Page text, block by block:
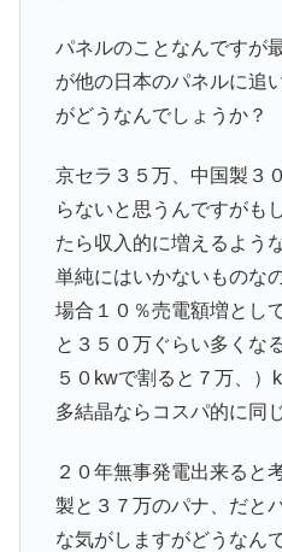
パネルのことなんですが
が他の日本のパネルに追
がどうなんでしょうか？
京セラ３５万、中国製３
らないと思うんですがも
たら収入的に増えるよう
単純にはいかないものな
場合１０％売電額増とし
と３５０万ぐらい多くな
５０kwで割ると７万、
多結晶ならコスパ的に同
２０年無事発電出来ると
製と３７万のパナ、だと
な気がしますがどうなん